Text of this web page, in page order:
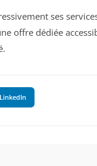
ses
offre dédiée
LinkedIn